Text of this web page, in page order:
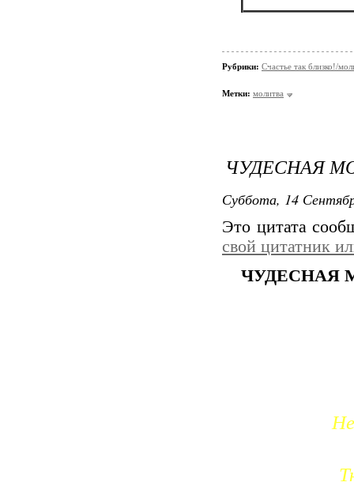
Рубрики: Счастье так близко!/
Метки: молитва
ЧУДЕСНАЯ
Суббота, 14
Это цитата
свой цитатник
ЧУДЕСНАЯ